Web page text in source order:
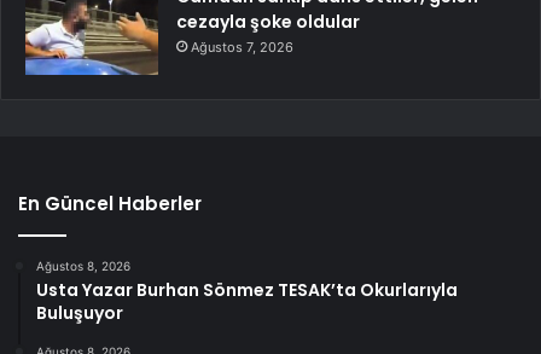
cezayla şoke oldular
Ağustos 7, 2026
En Güncel Haberler
Ağustos 8, 2026
Usta Yazar Burhan Sönmez TESAK’ta Okurlarıyla
Buluşuyor